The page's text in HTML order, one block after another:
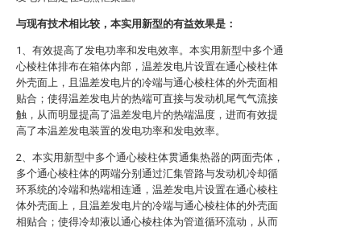
与现有技术相比较，本实用新型的有益效果是：
1、有效提高了发电功率和发电效率。本实用新型中多个通
心棱柱体排布在箱体内部，温差发电片设置在通心棱柱体
外壳面上，且温差发电片的冷端与通心棱柱体的外壳面相
贴合；使得温差发电片的热端可直接与发动机尾气气流接
触，从而明显提高了温差发电片的热端温度，进而有效提
高了本温差发电装置的发电功率和发电效率。
2、本实用新型中多个通心棱柱体贯通集热器的两面壳体，
多个通心棱柱体的两端分别通过汇集管路与发动机冷却循
环系统的冷端和热端相连通，温差发电片设置在通心棱柱
体外壳面上，且温差发电片的冷端与通心棱柱体的外壳面
相贴合；使得冷却液以通心棱柱体为管道循环流动，从而